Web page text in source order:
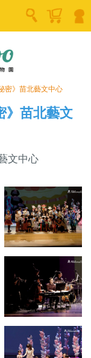
密》苗北藝文中心
》苗北藝文
文中心